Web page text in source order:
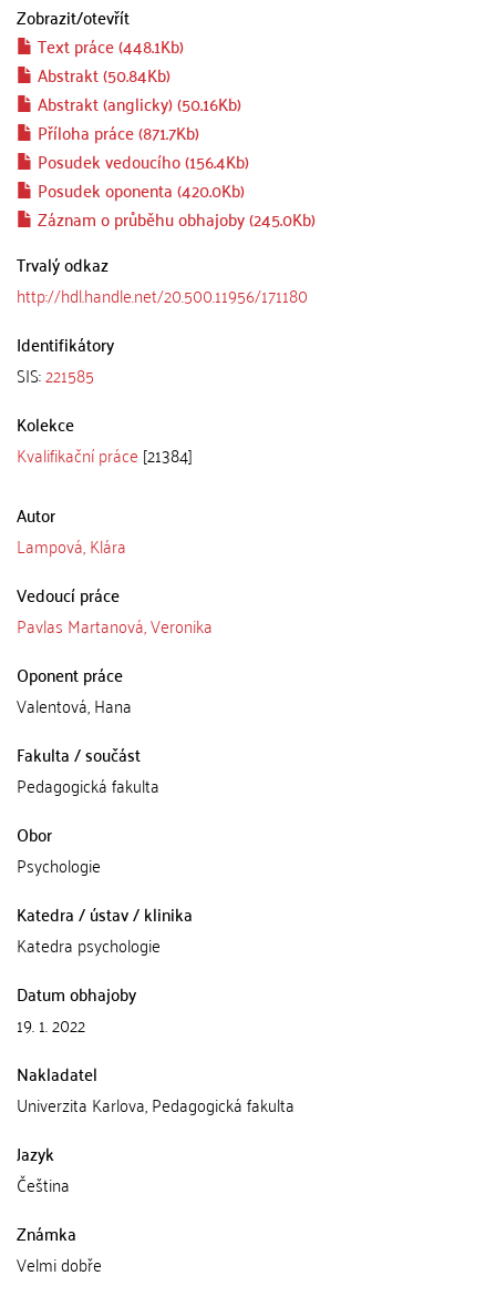
Zobrazit/otevřít
Text práce (448.1Kb)
Abstrakt (50.84Kb)
Abstrakt (anglicky) (50.16Kb)
Příloha práce (871.7Kb)
Posudek vedoucího (156.4Kb)
Posudek oponenta (420.0Kb)
Záznam o průběhu obhajoby (245.0Kb)
Trvalý odkaz
http://hdl.handle.net/20.500.11956/171180
Identifikátory
SIS:221585
Kolekce
Kvalifikační práce [21384]
Autor
Lampová, Klára
Vedoucí práce
Pavlas Martanová, Veronika
Oponent práce
Valentová, Hana
Fakulta / součást
Pedagogická fakulta
Obor
Psychologie
Katedra / ústav / klinika
Katedra psychologie
Datum obhajoby
19. 1. 2022
Nakladatel
Univerzita Karlova, Pedagogická fakulta
Jazyk
Čeština
Známka
Velmi dobře